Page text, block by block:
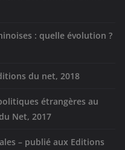
: quelle évolution ?
du net, 2018
étrangères au
Net, 2017
– publié aux Editions